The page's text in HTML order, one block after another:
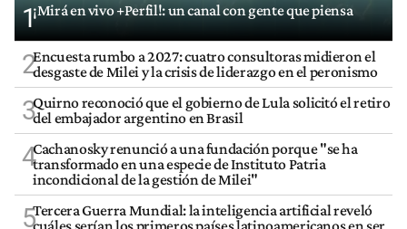
1¡Mirá en vivo +Perfil!: un canal con gente que piensa
2Encuesta rumbo a 2027: cuatro consultoras midieron el
desgaste de Milei y la crisis de liderazgo en el peronismo
3Quirno reconoció que el gobierno de Lula solicitó el retiro
del embajador argentino en Brasil
4Cachanosky renunció a una fundación porque "se ha
transformado en una especie de Instituto Patria
incondicional de la gestión de Milei"
5Tercera Guerra Mundial: la inteligencia artificial reveló